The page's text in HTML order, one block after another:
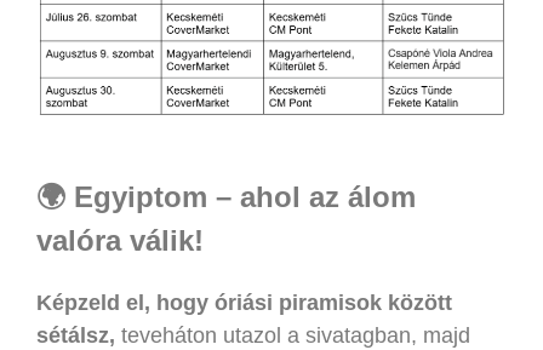
🌍 Egyiptom – ahol az álom
valóra válik!
Képzeld el, hogy óriási piramisok között
sétálsz, teveháton utazol a sivatagban, majd